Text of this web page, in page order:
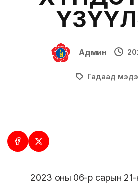
Админ
Гадаад
2023 оны 06-р сарын 21-